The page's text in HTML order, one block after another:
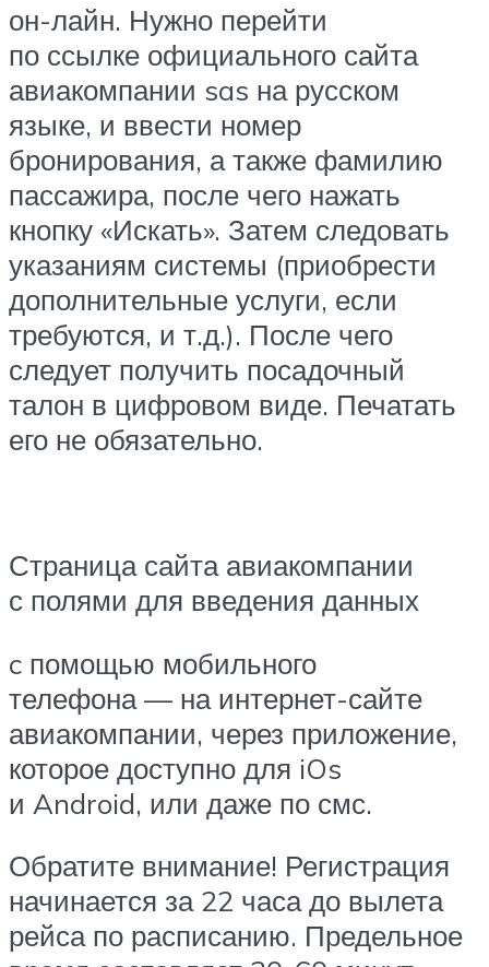
он-лайн. Нужно перейти
по ссылке официального сайта
авиакомпании sas на русском
языке, и ввести номер
бронирования, а также фамилию
пассажира, после чего нажать
кнопку «Искать». Затем следовать
указаниям системы (приобрести
дополнительные услуги, если
требуются, и т.д.). После чего
следует получить посадочный
талон в цифровом виде. Печатать
его не обязательно.
Страница сайта авиакомпании
с полями для введения данных
c помощью мобильного
телефона — на интернет-сайте
авиакомпании, через приложение,
которое доступно для iOs
и Android, или даже по смс.
Обратите внимание! Регистрация
начинается за 22 часа до вылета
рейса по расписанию. Предельное